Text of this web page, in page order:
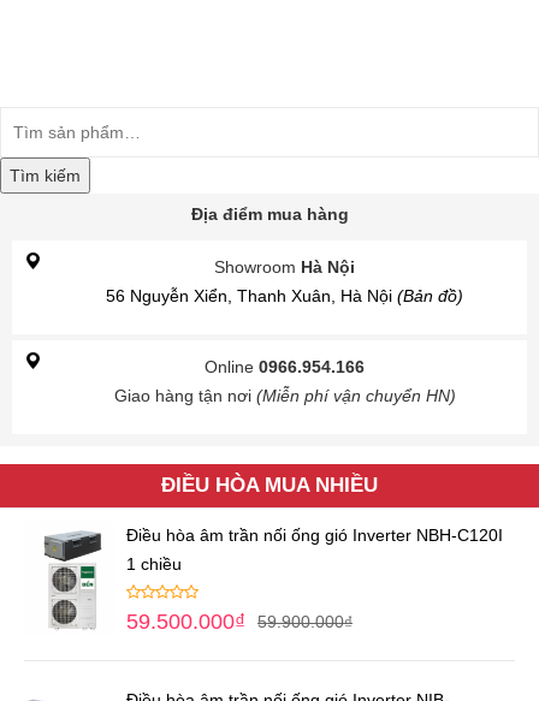
Tìm kiếm
Địa điểm mua hàng
Showroom Hà Nội
56 Nguyễn Xiển, Thanh Xuân, Hà Nội (Bản đồ)
Online 0966.954.166
Giao hàng tận nơi (Miễn phí vận chuyển HN)
ĐIỀU HÒA MUA NHIỀU
Điều hòa âm trần nối ống gió Inverter NBH-C120I
1 chiều
59.900.000₫
59.500.000₫